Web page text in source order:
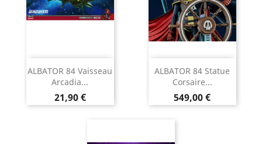
ALBATOR 84 Vaisseau
Arcadia...
Prix
21,90 €
ALBATOR 84 Statue
Corsaire...
Prix
549,00 €